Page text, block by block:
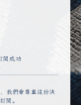
閱成功
我們會尊重這份決
閱。